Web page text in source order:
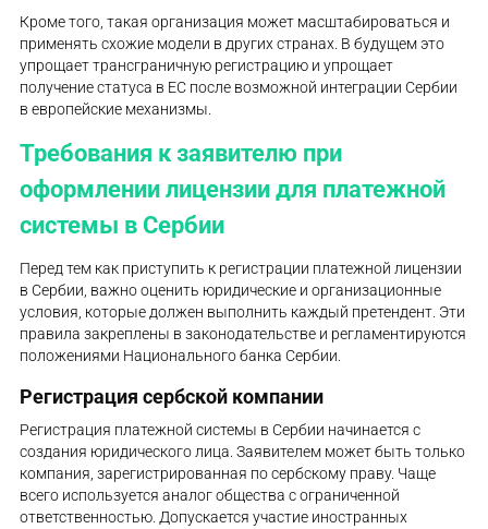
Кроме того, такая организация может масштабироваться и
применять схожие модели в других странах. В будущем это
упрощает трансграничную регистрацию и упрощает
получение статуса в ЕС после возможной интеграции Сербии
в европейские механизмы.
Требования к заявителю при
оформлении лицензии для платежной
системы в Сербии
Перед тем как приступить к регистрации платежной лицензии
в Сербии, важно оценить юридические и организационные
условия, которые должен выполнить каждый претендент. Эти
правила закреплены в законодательстве и регламентируются
положениями Национального банка Сербии.
Регистрация сербской компании
Регистрация платежной системы в Сербии начинается с
создания юридического лица. Заявителем может быть только
компания, зарегистрированная по сербскому праву. Чаще
всего используется аналог общества с ограниченной
ответственностью. Допускается участие иностранных